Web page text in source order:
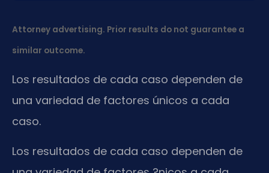
Attorney advertising. Prior results do not guarantee a
similar outcome.
Los resultados de cada caso dependen de
una variedad de factores únicos a cada
caso.
Los resultados de cada caso dependen de